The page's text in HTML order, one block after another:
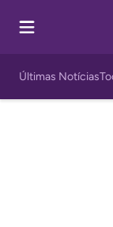
Últimas Notícias